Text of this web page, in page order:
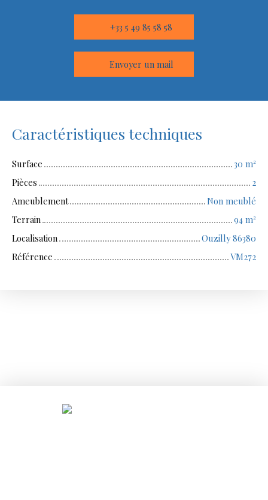
+33 5 49 85 58 58
Envoyer un mail
Caractéristiques techniques
Surface 30 m²
Pièces
2
Ameublement
Non meublé
Terrain
94 m²
Localisation
Ouzilly 86380
Référence
VM272